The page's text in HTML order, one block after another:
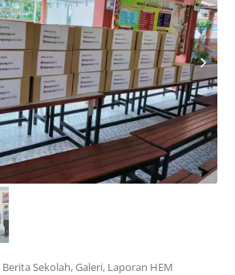
Berita Sekolah,Galeri, Laporan HEM